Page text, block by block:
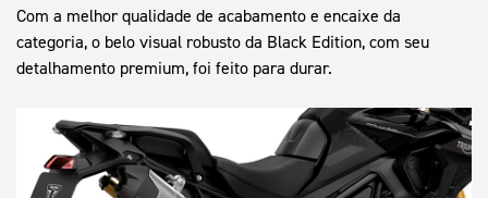
Com a melhor qualidade de acabamento e encaixe da
categoria, o belo visual robusto da Black Edition, com seu
detalhamento premium, foi feito para durar.